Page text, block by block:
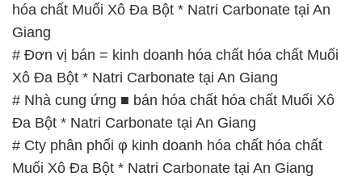
hóa chất Muối Xô Đa Bột * Natri Carbonate tại An
Giang
# Đơn vị bán = kinh doanh hóa chất hóa chất Muối
Xô Đa Bột * Natri Carbonate tại An Giang
# Nhà cung ứng ■ bán hóa chất hóa chất Muối Xô
Đa Bột * Natri Carbonate tại An Giang
# Cty phân phối φ kinh doanh hóa chất hóa chất
Muối Xô Đa Bột * Natri Carbonate tại An Giang